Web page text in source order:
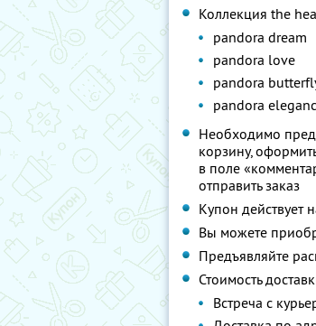
Коллекция the
pandora dream
pandora love
pandora
pandora
Необходимо
корзину,
в поле
отправить заказ
Купон действует
Вы можете
Предъявляйте
Стоимость
Встреча с